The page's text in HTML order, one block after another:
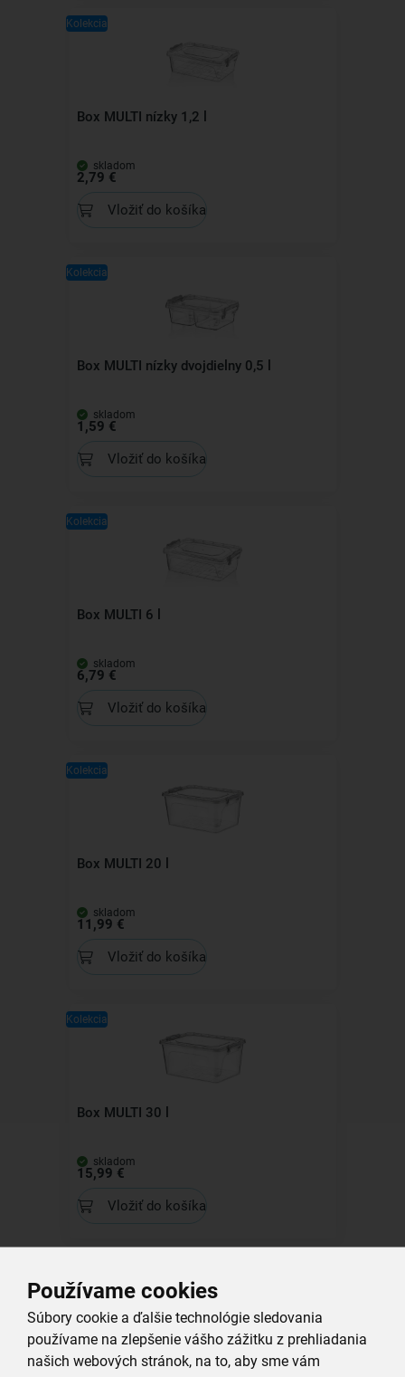
Používame cookies
Súbory cookie a ďalšie technológie sledovania
používame na zlepšenie vášho zážitku z prehliadania
našich webových stránok, na to, aby sme vám
Kolekcia
Box MULTI nízky 1,2 l
skladom
2,79 €
Vložiť do košíka
Kolekcia
Box MULTI nízky dvojdielny 0,5 l
skladom
1,59 €
Vložiť do košíka
Kolekcia
Box MULTI 6 l
skladom
6,79 €
Vložiť do košíka
Kolekcia
Box MULTI 20 l
skladom
11,99 €
Vložiť do košíka
Kolekcia
Box MULTI 30 l
skladom
15,99 €
Vložiť do košíka
Související produkty